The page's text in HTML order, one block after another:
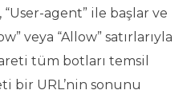
“User-agent” ile başlar ve
veya “Allow” satırlarıyla
tüm botları temsil
bir URL’nin sonunu